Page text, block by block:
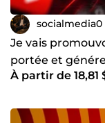
socialmedia0
Je vais
portée et
À partir de 18,81